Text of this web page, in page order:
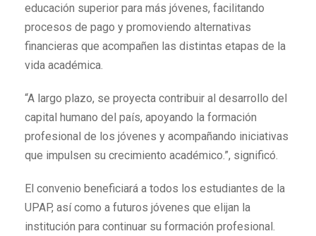
educación superior para más jóvenes, facilitando
procesos de pago y promoviendo alternativas
financieras que acompañen las distintas etapas de la
vida académica.
“A largo plazo, se proyecta contribuir al desarrollo del
capital humano del país, apoyando la formación
profesional de los jóvenes y acompañando iniciativas
que impulsen su crecimiento académico.”, significó.
El convenio beneficiará a todos los estudiantes de la
UPAP, así como a futuros jóvenes que elijan la
institución para continuar su formación profesional.